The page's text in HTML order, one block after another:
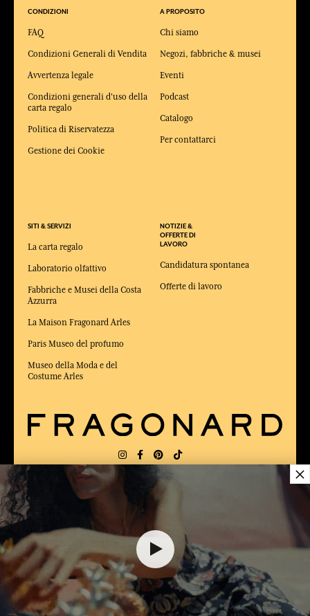
25,00 €
CONDIZIONI
FAQ
Condizioni Generali di Vendita
Avvertenza legale
Condizioni generali d'uso della
carta regalo
Politica di Riservatezza
Gestione dei Cookie
SITI & SERVIZI
La carta regalo
Laboratorio olfattivo
Fabbriche e Musei della Costa
Azzurra
La Maison Fragonard Arles
Paris Museo del profumo
Museo della Moda e del
Costume Arles
A PROPOSITO
Chi siamo
Negozi, fabbriche & musei
Eventi
Podcast
Catalogo
Per contattarci
NOTIZIE &
OFFERTE DI
LAVORO
Candidatura spontanea
Offerte di lavoro
FR
ELETTO MIGLIOR SITO DI COMMERCIO
Online 2025 dalla rivista Capital
×